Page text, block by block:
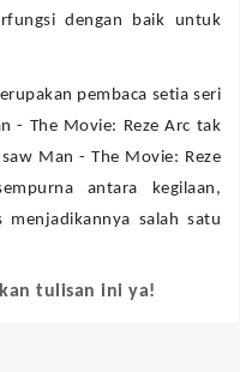
dengan baik untuk
pembaca setia seri
- The Movie: Reze Arc tak
Man - The Movie: Reze
antara kegilaan,
salah satu
tulisan ini ya!